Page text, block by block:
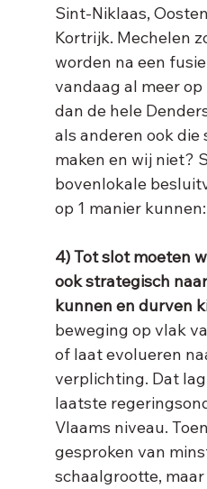
Sint-Niklaas,
Kortrijk. Mechelen
worden na een
vandaag al meer
dan de hele
als anderen ook
maken en wij niet?
bovenlokale
4) Tot slot moeten
ook strategisch
kunnen en durven
beweging op vlak
of laat evolueren
verplichting. Dat
laatste
Vlaams niveau.
gesproken van
schaalgrootte,